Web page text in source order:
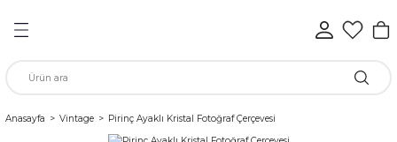
Anasayfa Vintage Pirinç Ayaklı Kristal Fotoğraf Çerçevesi